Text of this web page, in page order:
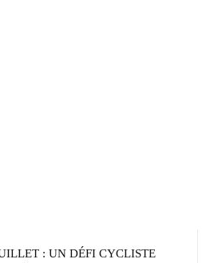
: UN DÉFI CYCLISTE